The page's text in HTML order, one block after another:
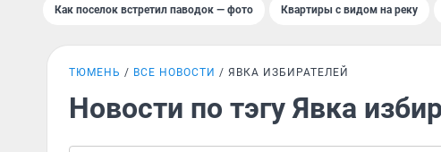
Как поселок встретил паводок — фото Квартиры с видом на реку
ТЮМЕНЬ ВСЕ НОВОСТИ ЯВКА ИЗБИРАТЕЛЕЙ
Новости по тэгу Явка